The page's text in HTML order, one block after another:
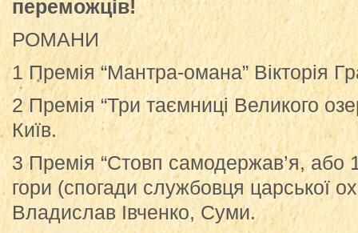
переможців!
РОМАНИ
1 Премія “Мантра-омана” Вікторія
2 Премія “Три таємниці Великого
Київ.
3 Премія “Стовп самодержав’я, або
гори (спогади службовця царської
Владислав Івченко, Суми.